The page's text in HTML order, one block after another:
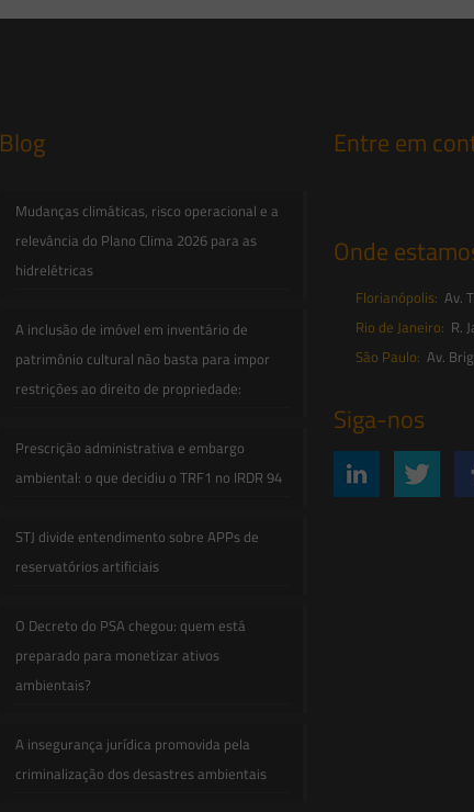
Blog
Mudanças climáticas, risco operacional e a
relevância do Plano Clima 2026 para as
hidrelétricas
A inclusão de imóvel em inventário de
patrimônio cultural não basta para impor
restrições ao direito de propriedade:
Prescrição administrativa e embargo
ambiental: o que decidiu o TRF1 no IRDR 94
STJ divide entendimento sobre APPs de
reservatórios artificiais
O Decreto do PSA chegou: quem está
preparado para monetizar ativos
ambientais?
A insegurança jurídica promovida pela
criminalização dos desastres ambientais
Entre em
Onde
Florianópolis: Av.
Rio de Janeiro: R.
São Paulo: Av.
Siga-nos